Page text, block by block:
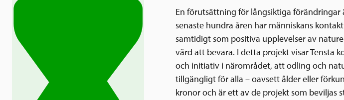
En förutsättning för långsiktiga
senaste hundra åren har människans
samtidigt som positiva upplevelser av
värd att bevara. I detta projekt visar Tensta
och initiativ i närområdet, att odling och
tillgängligt för alla – oavsett ålder eller
kronor och är ett av de projekt som beviljas